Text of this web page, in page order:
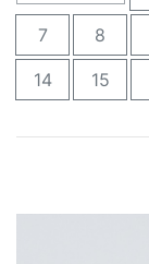
7 8
14 15